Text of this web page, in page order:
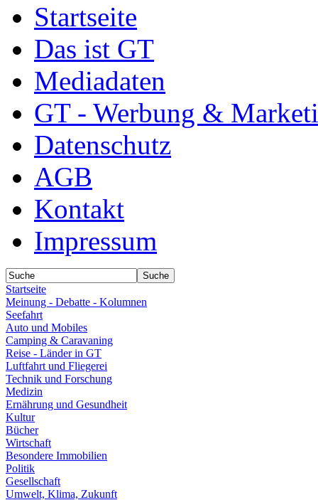
Startseite
Das ist GT
Mediadaten
GT - Werbung &
Datenschutz
AGB
Kontakt
Impressum
Startseite
Meinung - Debatte - Kolumnen
Seefahrt
Auto und Mobiles
Camping & Caravaning
Reise - Länder in GT
Luftfahrt und Fliegerei
Technik und Forschung
Medizin
Ernährung und Gesundheit
Kultur
Bücher
Wirtschaft
Besondere Immobilien
Politik
Gesellschaft
Umwelt, Klima, Zukunft